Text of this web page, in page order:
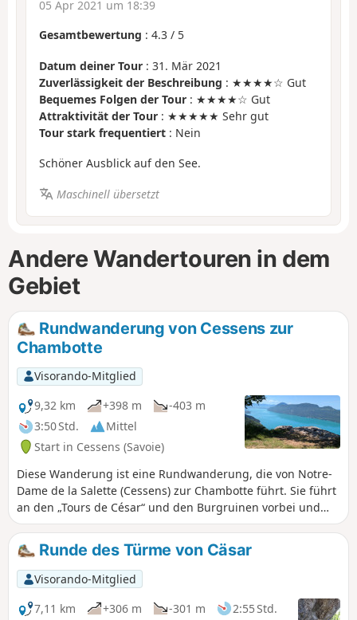
05 Apr 2021 um 18:39
Gesamtbewertung : 4.3 / 5
Datum deiner Tour : 31. Mär 2021
Zuverlässigkeit der Beschreibung : ★★★★☆ Gut
Bequemes Folgen der Tour : ★★★★☆ Gut
Attraktivität der Tour : ★★★★★ Sehr gut
Tour stark frequentiert : Nein
Schöner Ausblick auf den See.
Maschinell übersetzt
Andere Wandertouren in dem
Gebiet
Rundwanderung von Cessens zur
Chambotte
Visorando-Mitglied
9,32 km
+398 m
-403 m
3:50 Std.
Mittel
Start in Cessens (Savoie)
Diese Wanderung ist eine Rundwanderung, die von Notre-
Dame de la Salette (Cessens) zur Chambotte führt. Sie führt
an den „Tours de César“ und den Burgruinen vorbei und
steigt dann entlang des Bergrückens zum Weiler La
Chambotte hinab.
Runde des Türme von Cäsar
Visorando-Mitglied
7,11 km
+306 m -301 m 2:55 Std.